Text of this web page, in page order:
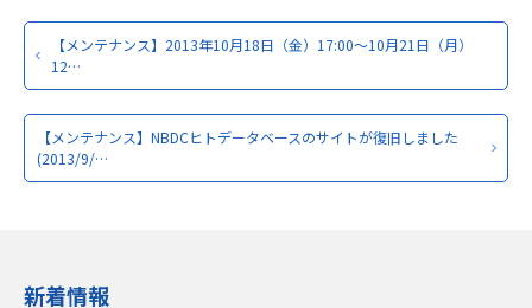
【メンテナンス】2013年10月18日（金）17:00～10月21日（月）
12…
【メンテナンス】NBDCヒトデータベースのサイトが復旧しました
(2013/9/…
新着情報